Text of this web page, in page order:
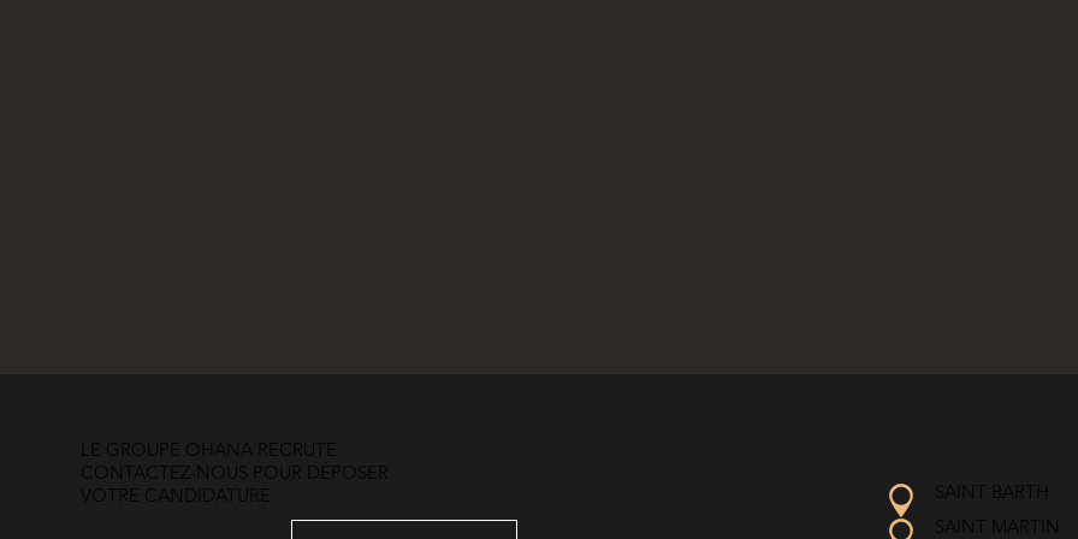
CONTACTEZ-NOUS POUR DÉPOSER
VOTRE CANDIDATURE
LE GROUPE OHANA RECRUTE
SAINT MARTIN
SAINT BARTH